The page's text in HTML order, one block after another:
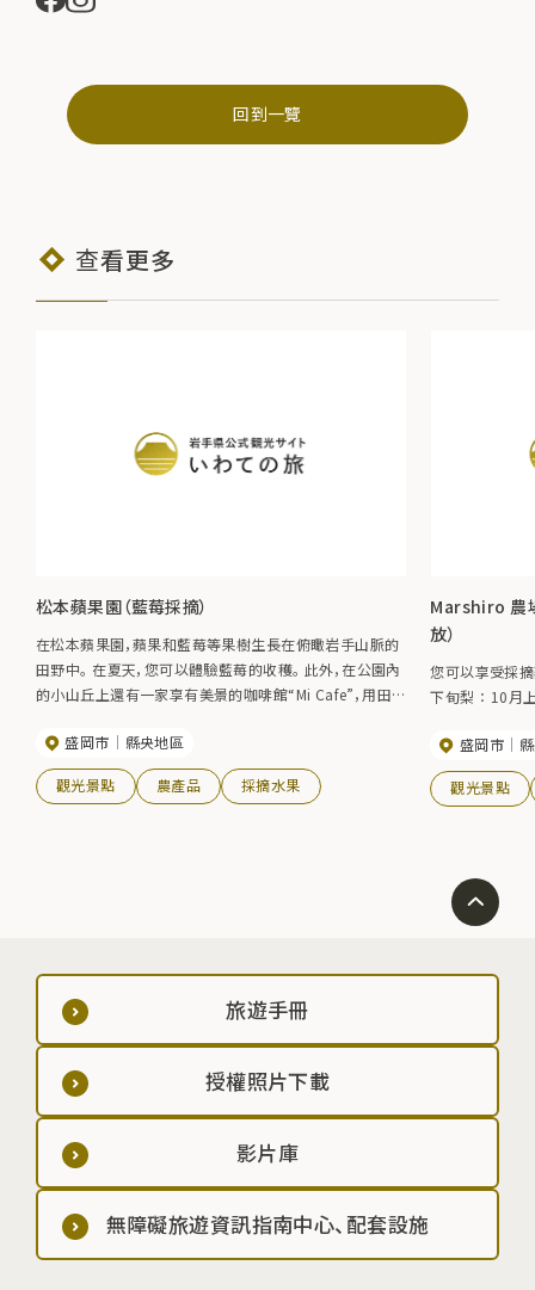
回到一覽
查看更多
松本蘋果園（藍莓採摘）
在松本蘋果園，蘋果和藍莓等果樹生長在俯瞰岩手山脈的
田野中。 在夏天，您可以體驗藍莓的收穫。 此外，在公園內
的小山丘上還有一家享有美景的咖啡館“Mi Cafe”，用田
盛岡市
縣央地區
觀光景點 農產品 採摘水果
Marshiro 農
放）
您可以享受採摘蘋果和梨
下旬梨 ： 10
盛岡市
觀光景點
旅遊手冊
授權照片下載
影片庫
無障礙旅遊資訊指南中心、配套設施